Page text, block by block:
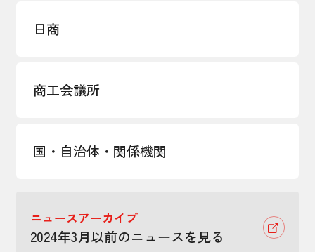
日商
商工会議所
国・自治体・関係機関
ニュースアーカイブ
2024年3月以前のニュースを見る